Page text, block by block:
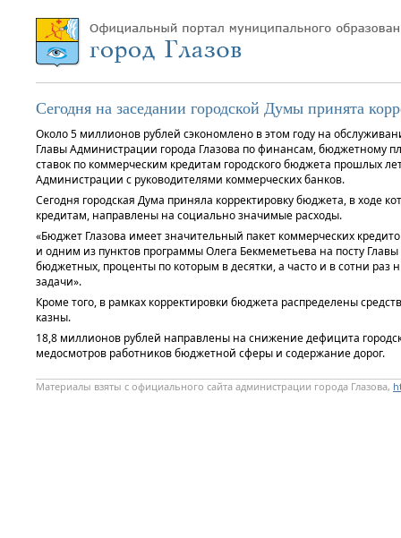
Сегодня на заседании городской Думы принята
Около 5 миллионов рублей сэкономлено в этом году на
Главы Администрации города Глазова по финансам, бюджетному
ставок по коммерческим кредитам городского бюджета прошлых
Администрации с руководителями коммерческих банков.
Сегодня городская Дума приняла корректировку бюджета, в ходе
кредитам, направлены на социально значимые расходы.
«Бюджет Глазова имеет значительный пакет коммерческих
и одним из пунктов программы Олега Бекмеметьева на посту
бюджетных, проценты по которым в десятки, а часто и в сотни
задачи».
Кроме того, в рамках корректировки бюджета распределены
казны.
18,8 миллионов рублей направлены на снижение дефицита
медосмотров работников бюджетной сферы и содержание дорог.
Материалы взяты с официального сайта администрации города Глазова,